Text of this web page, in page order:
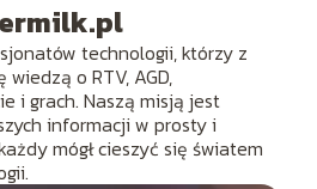
technologii, którzy z
o RTV, AGD,
i grach. Naszą misją jest
informacji w prosty i
mógł cieszyć się światem